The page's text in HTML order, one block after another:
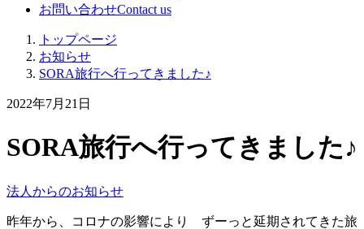
お問い合わせContact us
トップページ
お知らせ
SORA旅行へ行ってきました♪
2022年7月21日
SORA旅行へ行ってきました♪
法人からのお知らせ
昨年から、コロナの影響により ずーっと延期されてきた旅